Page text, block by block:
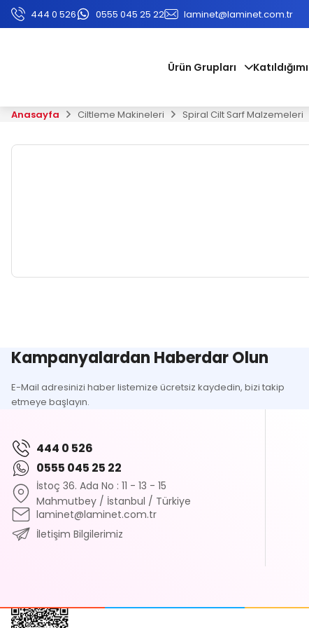
444 0 526 0555 045 25 22 laminet@laminet.com.tr
Ürün Grupları
Anasayfa Ciltleme Makineleri Spiral Cilt Sarf Malzemeleri
Kampanyalardan Haberdar Olun
E-Mail adresinizi haber listemize ücretsiz kaydedin, bizi takip
etmeye başlayın.
444 0 526
0555 045 25 22
İstoç 36. Ada No : 11 - 13 - 15
Mahmutbey / İstanbul / Türkiye
laminet@laminet.com.tr
İletişim Bilgilerimiz